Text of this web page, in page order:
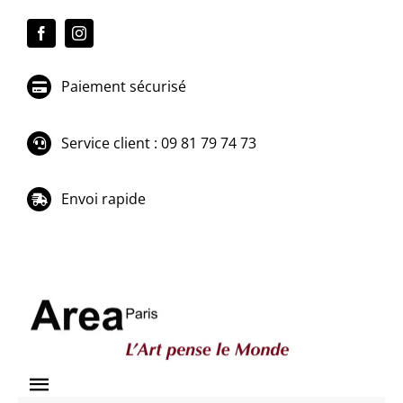
Paiement sécurisé
Service client : 09 81 79 74 73
Envoi rapide